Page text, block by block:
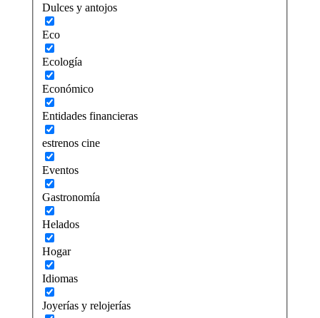
Dulces y antojos
Eco
Ecología
Económico
Entidades financieras
estrenos cine
Eventos
Gastronomía
Helados
Hogar
Idiomas
Joyerías y relojerías